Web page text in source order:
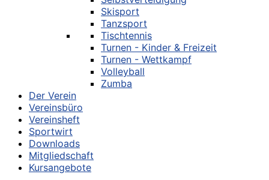
Skisport
Tanzsport
Tischtennis
Turnen - Kinder & Freizeit
Turnen - Wettkampf
Volleyball
Zumba
Der Verein
Vereinsbüro
Vereinsheft
Sportwirt
Downloads
Mitgliedschaft
Kursangebote